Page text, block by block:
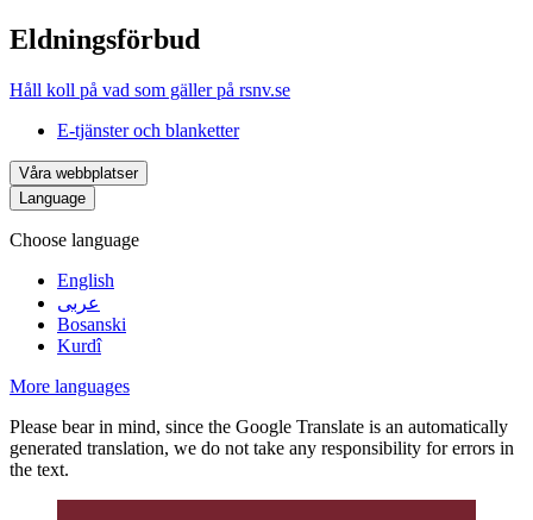
Eldningsförbud
Håll koll på vad som gäller på rsnv.se
E-tjänster och blanketter
Våra webbplatser
Language
Choose language
English
عربى
Bosanski
Kurdî
More languages
Please bear in mind, since the Google Translate is an automatically
generated translation, we do not take any responsibility for errors in
the text.